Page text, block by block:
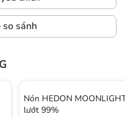
sánh
Nón HEDON
lướt 99%